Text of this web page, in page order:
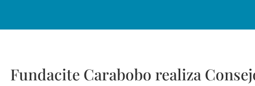
Fundacite Carabobo realiza